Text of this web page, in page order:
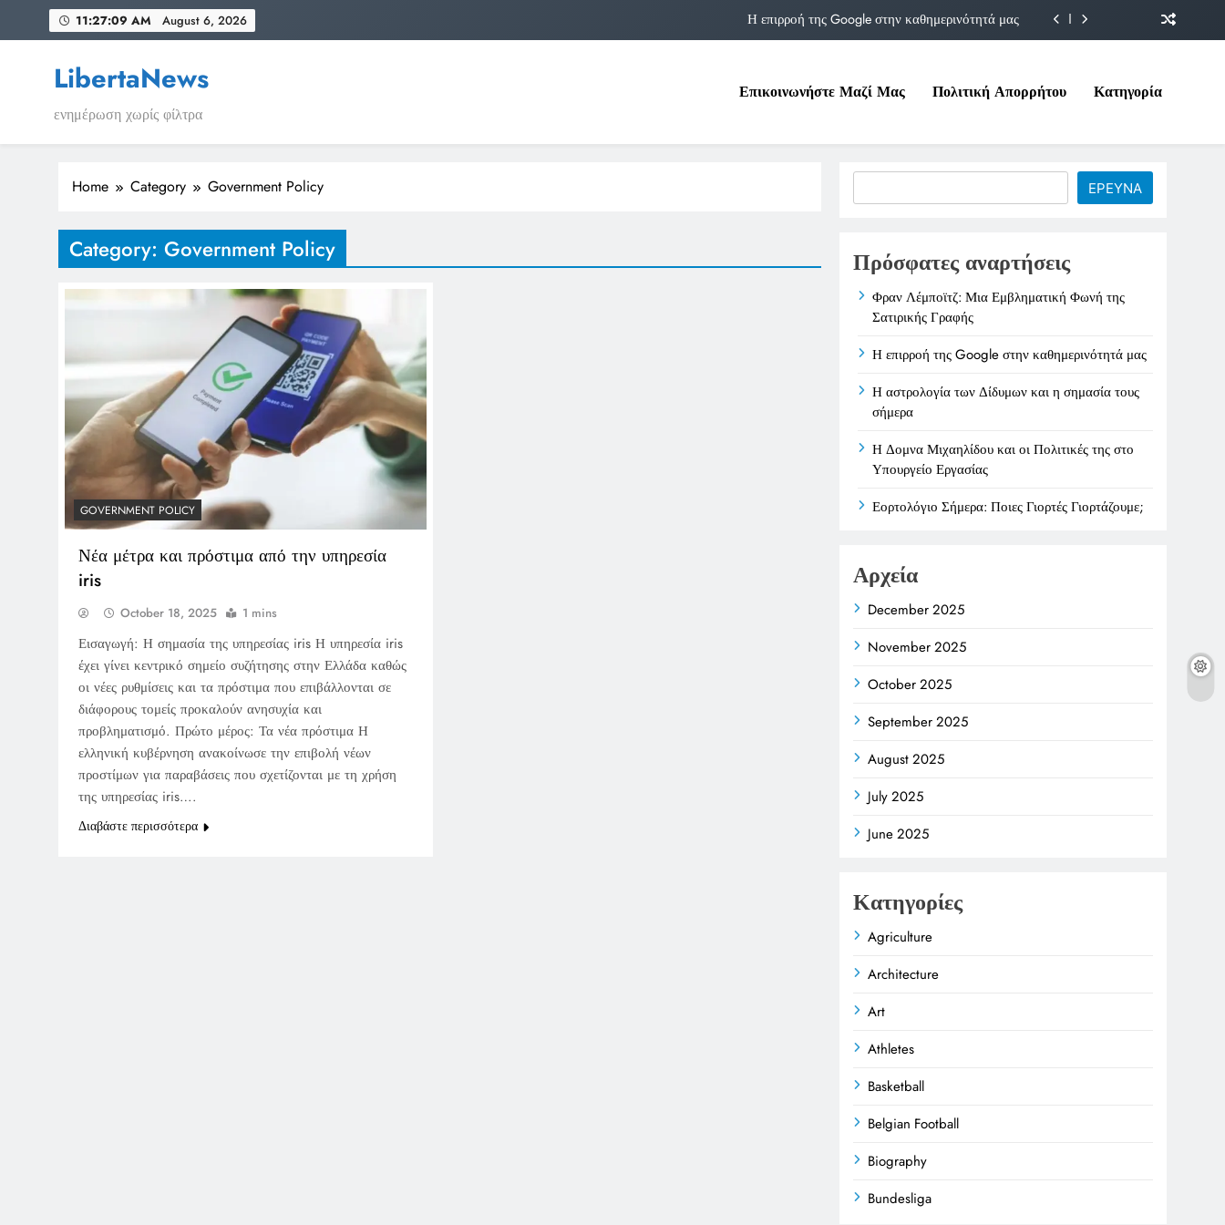
11:27:09 AM August 6, 2026
Η επιρροή της Google στην καθημερινότητά μας
Η Δομνα Μιχαηλίδου και οι Πολιτικές της στο Υπουργείο Εργασίας
Η επιρροή της Google στην καθημερινότητά μας
Η αστρολογία των Δίδυμων και η σημασία τους σήμερα
LibertaNews
ενημέρωση χωρίς φίλτρα
Επικοινωνήστε Μαζί Μας Πολιτική Απορρήτου Κατηγορία
Home Category Government Policy
Category: Government Policy
GOVERNMENT POLICY
Νέα μέτρα και πρόστιμα από την υπηρεσία
iris
October 18, 2025 1 mins
Εισαγωγή: Η σημασία της υπηρεσίας iris Η υπηρεσία iris
έχει γίνει κεντρικό σημείο συζήτησης στην Ελλάδα καθώς
οι νέες ρυθμίσεις και τα πρόστιμα που επιβάλλονται σε
διάφορους τομείς προκαλούν ανησυχία και
προβληματισμό. Πρώτο μέρος: Τα νέα πρόστιμα Η
ελληνική κυβέρνηση ανακοίνωσε την επιβολή νέων
προστίμων για παραβάσεις που σχετίζονται με τη χρήση
της υπηρεσίας iris….
Διαβάστε περισσότερα
ΕΡΕΥΝΑ
Πρόσφατες αναρτήσεις
Φραν Λέμποϊτζ: Μια Εμβληματική Φωνή της
Σατιρικής Γραφής
Η επιρροή της Google στην καθημερινότητά μας
Η αστρολογία των Δίδυμων και η σημασία τους
σήμερα
Η Δομνα Μιχαηλίδου και οι Πολιτικές της στο
Υπουργείο Εργασίας
Εορτολόγιο Σήμερα: Ποιες Γιορτές Γιορτάζουμε;
Αρχεία
December 2025
November 2025
October 2025
September 2025
August 2025
July 2025
June 2025
Κατηγορίες
Agriculture
Architecture
Art
Athletes
Basketball
Belgian Football
Biography
Bundesliga